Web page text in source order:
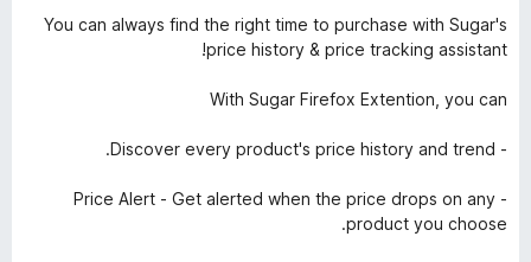
You can always find the right time to purchase with Sugar's
price history & price tracking assistant!
With Sugar Firefox Extention, you can
- Discover every product's price history and trend.
- Price Alert - Get alerted when the price drops on any
product you choose.